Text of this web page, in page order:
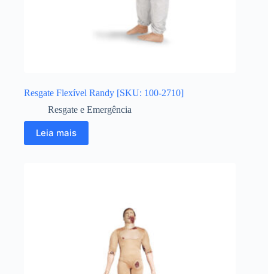
Resgate Flexível Randy [SKU: 100-2710]
Resgate e Emergência
Leia mais